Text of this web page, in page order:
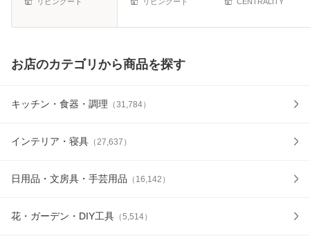
お店のカテゴリから商品を探す
キッチン・食器・調理 （31,784）
インテリア・寝具 （27,637 ）
日用品・文房具・手芸用品 （ 16,142 ）
花・ガーデン・DIY工具 （5,514）